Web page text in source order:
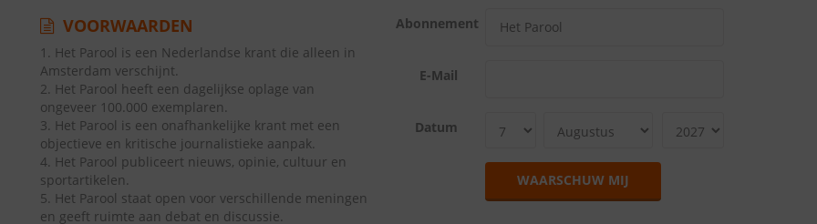
VOORWAARDEN
1. Het Parool is een Nederlandse krant die alleen in
Amsterdam verschijnt.
2. Het Parool heeft een dagelijkse oplage van
ongeveer 100.000 exemplaren.
3. Het Parool is een onafhankelijke krant met een
objectieve en kritische journalistieke aanpak.
4. Het Parool publiceert nieuws, opinie, cultuur en
sportartikelen.
5. Het Parool staat open voor verschillende meningen
en geeft ruimte aan debat en discussie.
Abonnement
E-Mail
Datum
WAARSCHUW MIJ